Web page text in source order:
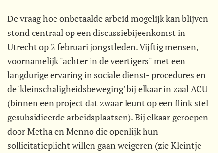
De vraag hoe onbetaalde arbeid mogelijk kan blijven
stond centraal op een discussiebijeenkomst in
Utrecht op 2 februari jongstleden. Vijftig mensen,
voornamelijk "achter in de veertigers" met een
langdurige ervaring in sociale dienst- procedures en
de 'kleinschaligheidsbeweging' bij elkaar in zaal ACU
(binnen een project dat zwaar leunt op een flink stel
gesubsidieerde arbeidsplaatsen). Bij elkaar geroepen
door Metha en Menno die openlijk hun
sollicitatieplicht willen gaan weigeren (zie Kleintje